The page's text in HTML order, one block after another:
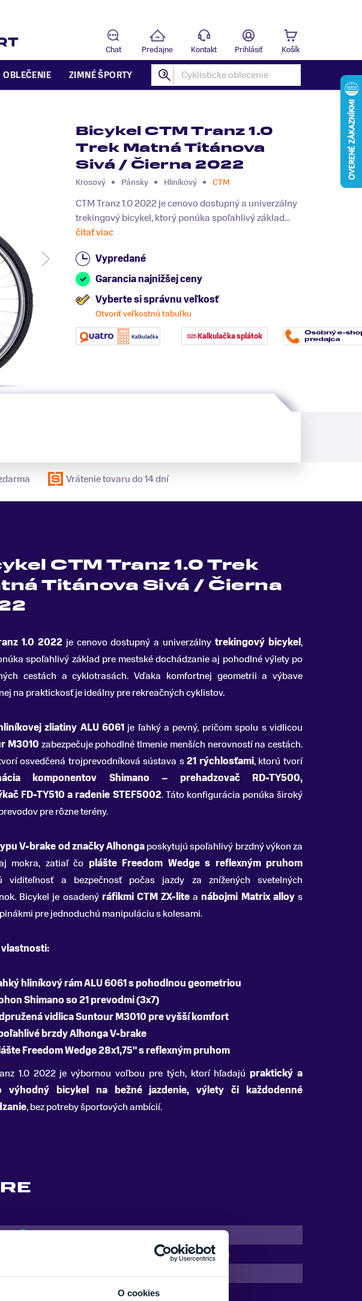
O cookies
Chat Predajne Kontakt Prihlásiť Košík
OBLEČENIE ZIMNÉ ŠPORTY
Bicykel CTM Tranz 1.0
Trek Matná Titánova
Sivá / Čierna 2022
Krosový Pánsky Hliníkový CTM
CTM Tranz 1.0 2022 je cenovo dostupný a univerzálny
trekingový bicykel, ktorý ponúka spoľahlivý základ...
čitať viac
Vypredané
Garancia najnižšej ceny
Vyberte si správnu veľkosť
Otvoriť veľkostnú tabuľku
Kalkulačka splátok
Vrátenie tovaru do 14 dní
CTM Tranz 1.0 Trek
Titánova Sivá / Čierna
1.0 2022 je cenovo dostupný a univerzálnytrekingový bicykel,
spoľahlivý základ pre mestské dochádzanie aj pohodlné výlety po
cestách a cyklotrasách. Vďaka komfortnej geometrii a výbave
na praktickosť je ideálny pre rekreačných cyklistov.
zliatiny ALU 6061je ľahký a pevný, pričom spolu s vidlicou
M3010 zabezpečuje pohodlné tlmenie menších nerovností na cestách.
osvedčená trojprevodníková sústava s21 rýchlosťami, ktorú tvorí
komponentov Shimano – prehadzovač RD-TY500,
FD-TY510 a radenie STEF5002. Táto konfigurácia ponúka široký
pre rôzne terény.
V-brake od značky Alhongaposkytujú spoľahlivý brzdný výkon za
mokra, zatiaľ čo plášte Freedom Wedge s reflexným pruhom
viditeľnosť a bezpečnosť počas jazdy za znížených svetelných
Bicykel je osadený ráfikmi CTM ZX-lite a nábojmi Matrix alloys
pre jednoduchú manipuláciu s kolesami.
vlastnosti:
hliníkový rám ALU 6061 s pohodlnou geometriou
Shimano so 21 prevodmi (3x7)
vidlica Suntour M3010 pre vyšší komfort
brzdy Alhonga V-brake
Freedom Wedge 28x1,75" s reflexným pruhom
1.0 2022 je výbornou voľbou pre tých, ktorí hľadajú praktický a
výhodný bicykel na bežné jazdenie, výlety či každodenné
, bez potreby športových ambícií.
Predné odpruženie (Hardtail)
RÁMU
Hliník
CTM